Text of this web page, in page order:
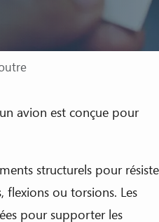
avion est conçue pour
structurels pour
flexions ou torsions. Les
pour supporter les